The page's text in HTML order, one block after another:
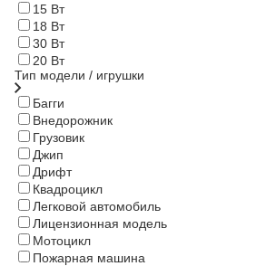
15 Вт
18 Вт
30 Вт
20 Вт
Тип модели / игрушки
Багги
Внедорожник
Грузовик
Джип
Дрифт
Квадроцикл
Легковой автомобиль
Лицензионная модель
Мотоцикл
Пожарная машина